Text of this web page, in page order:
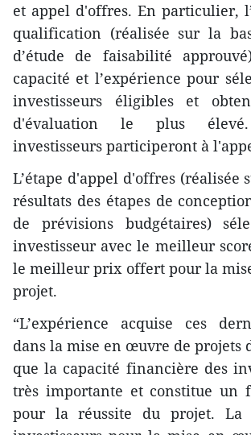
et appel d'offres. En particulier,
qualification (réalisée sur la
d’étude de faisabilité
capacité et l’expérience pour
investisseurs éligibles et
d'évaluation le plus
investisseurs participeront à
L’étape d'appel d'offres (réalisée
résultats des étapes de
de prévisions budgétaires)
investisseur avec le meilleur
le meilleur prix offert pour la
projet.
“L’expérience acquise ces
dans la mise en œuvre de projets
que la capacité financière des
très importante et constitue un
pour la réussite du projet. La